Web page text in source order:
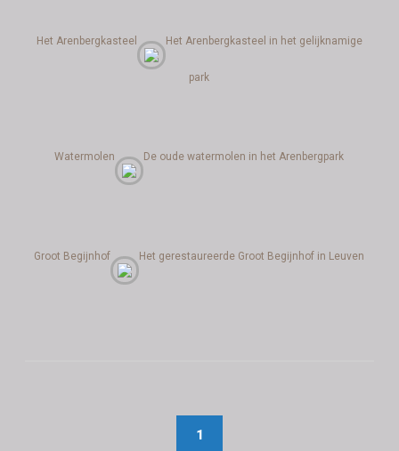
Het Arenbergkasteel Het Arenbergkasteel in het gelijknamige
park
Watermolen De oude watermolen in het Arenbergpark
Groot Begijnhof Het gerestaureerde Groot Begijnhof in Leuven
1